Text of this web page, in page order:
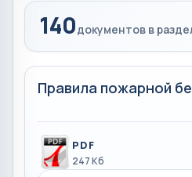
140документов в
Правила пожарной
PDF
247 Кб